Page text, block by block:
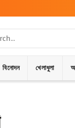
বিনোদন খেলাধুলা